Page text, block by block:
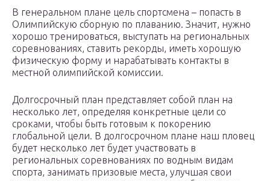
В генеральном плане цель спортсмена – попасть в
Олимпийскую сборную по плаванию. Значит, нужно
хорошо тренироваться, выступать на региональных
соревнованиях, ставить рекорды, иметь хорошую
физическую форму и нарабатывать контакты в
местной олимпийской комиссии.
Долгосрочный план представляет собой план на
несколько лет, определяя конкретные цели со
сроками, чтобы быть готовым к покорению
глобальной цели. В долгосрочном плане наш пловец
будет несколько лет будет участвовать в
региональных соревнованиях по водным видам
спорта, занимать призовые места, улучшая свои